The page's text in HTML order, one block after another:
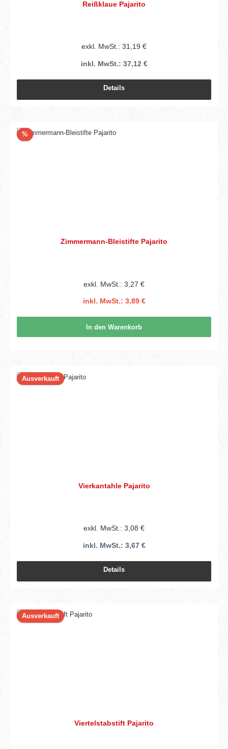
Reißklaue Pajarito
exkl. MwSt.: 31,19 €
inkl. MwSt.: 37,12 €
Details
%Rabatt
Zimmermann-Bleistifte Pajarito
exkl. MwSt.: 3,27 €
inkl. MwSt.: 3,89 €
In den Warenkorb
Ausverkauft
Vierkantahle Pajarito
exkl. MwSt.: 3,08 €
inkl. MwSt.: 3,67 €
Details
Ausverkauft
Viertelstabstift Pajarito